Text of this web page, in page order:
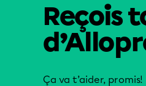
Reçois
Ça va t’aider, promis!